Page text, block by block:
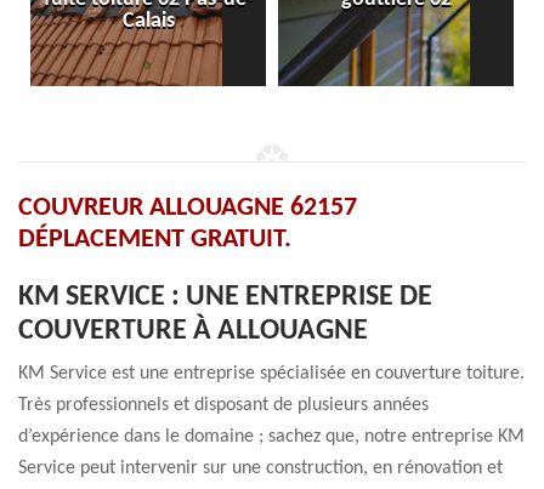
COUVREUR ALLOUAGNE 62157
DÉPLACEMENT GRATUIT.
KM SERVICE : UNE ENTREPRISE DE
COUVERTURE À ALLOUAGNE
KM Service est une entreprise spécialisée en couverture toiture.
Très professionnels et disposant de plusieurs années
d’expérience dans le domaine ; sachez que, notre entreprise KM
Service peut intervenir sur une construction, en rénovation et